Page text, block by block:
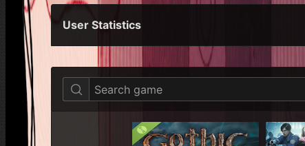
User Statistics
Per Year Last Year Last Month